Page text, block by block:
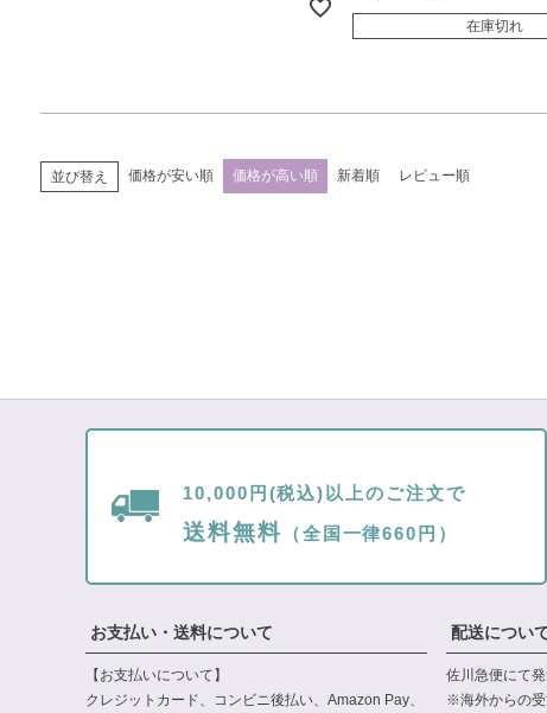
在庫切れ
並び替え 価格が安い順 価格が高い順 新着順 レビュー順
10,000円(税込)以上のご注文で
送料無料 （全国一律660円）
お支払い・送料について
【お支払いについて】
クレジットカード、コンビニ後払い、Amazon Pay、
配送につい
佐川急便にて発
※海外からの受